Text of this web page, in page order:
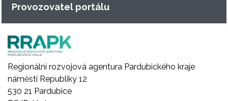
Provozovatel portálu
Regionální rozvojová agentura Pardubického kraje
náměstí Republiky 12
530 21 Pardubice